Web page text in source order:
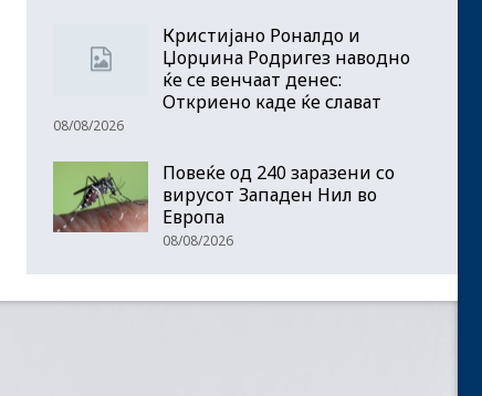
Кристијано Роналдо и
Џорџина Родригез наводно
ќе се венчаат денес:
Откриено каде ќе слават
08/08/2026
Повеќе од 240 заразени со
вирусот Западен Нил во
Европа
08/08/2026